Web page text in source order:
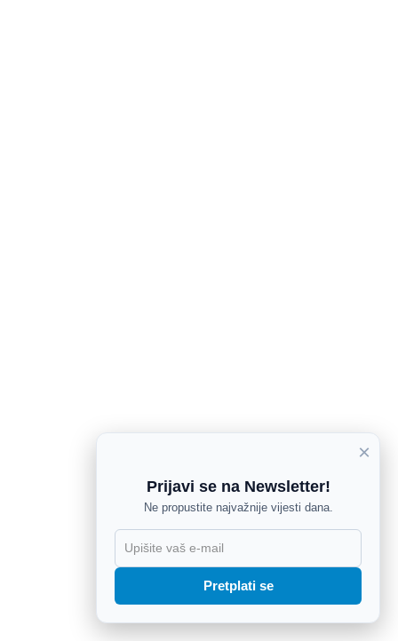
×
Prijavi se na Newsletter!
Ne propustite najvažnije vijesti dana.
Pretplati se